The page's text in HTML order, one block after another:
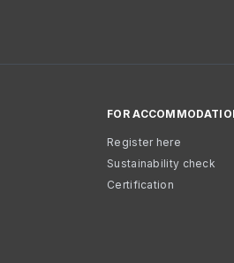
FOR
Register here
Sustainability check
Certification